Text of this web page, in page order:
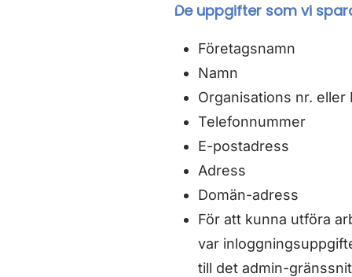
De uppgifter som vi
Företagsnamn
Namn
Organisations nr. eller
Telefonnummer
E-postadress
Adress
Domän-adress
För att kunna utföra
var
till det admin-